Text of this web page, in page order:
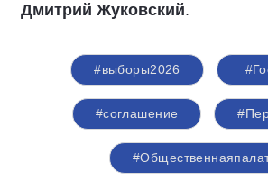
Дмитрий Жуковский.
#выборы2026
#соглашение